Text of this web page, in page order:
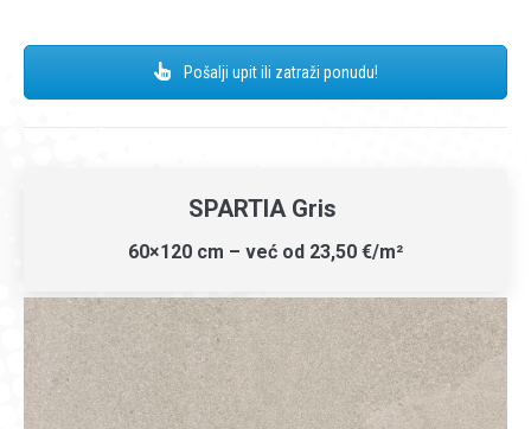
Pošalji upit ili zatraži ponudu!
SPARTIA Gris
60×120 cm – već od 23,50 €/m²